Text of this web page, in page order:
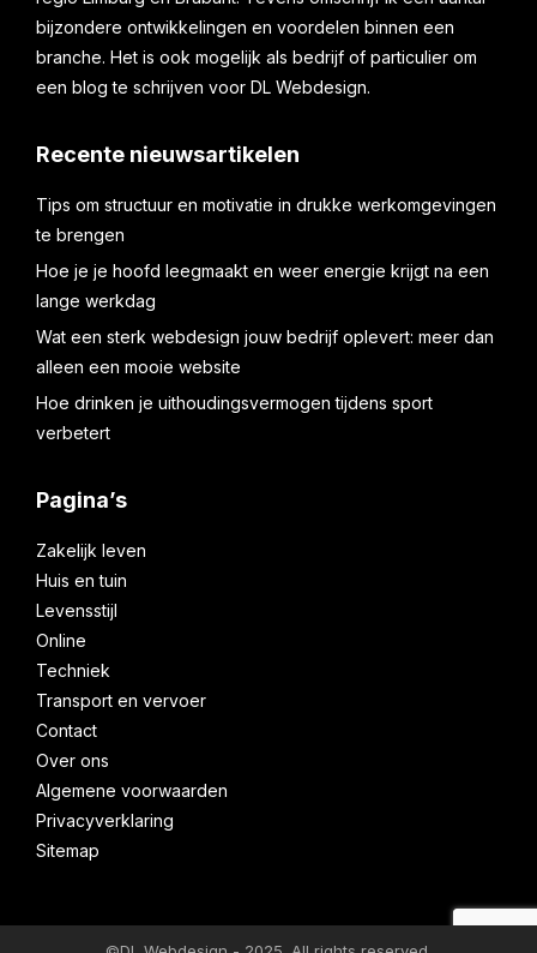
bijzondere ontwikkelingen en voordelen binnen een
branche. Het is ook mogelijk als bedrijf of particulier om
een blog te schrijven voor DL Webdesign.
Recente nieuwsartikelen
Tips om structuur en motivatie in drukke werkomgevingen
te brengen
Hoe je je hoofd leegmaakt en weer energie krijgt na een
lange werkdag
Wat een sterk webdesign jouw bedrijf oplevert: meer dan
alleen een mooie website
Hoe drinken je uithoudingsvermogen tijdens sport
verbetert
Pagina’s
Zakelijk leven
Huis en tuin
Levensstijl
Online
Techniek
Transport en vervoer
Contact
Over ons
Algemene voorwaarden
Privacyverklaring
Sitemap